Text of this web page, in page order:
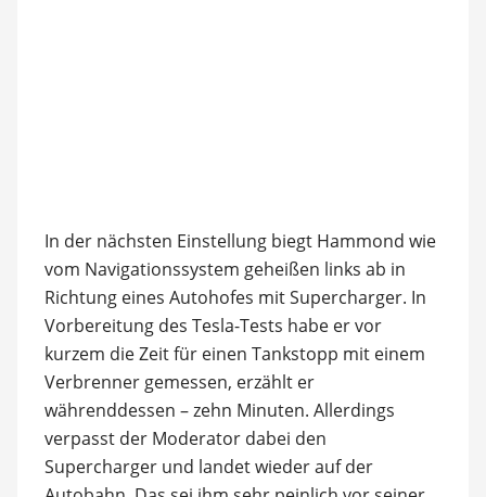
In der nächsten Einstellung biegt Hammond wie
vom Navigationssystem geheißen links ab in
Richtung eines Autohofes mit Supercharger. In
Vorbereitung des Tesla-Tests habe er vor
kurzem die Zeit für einen Tankstopp mit einem
Verbrenner gemessen, erzählt er
währenddessen – zehn Minuten. Allerdings
verpasst der Moderator dabei den
Supercharger und landet wieder auf der